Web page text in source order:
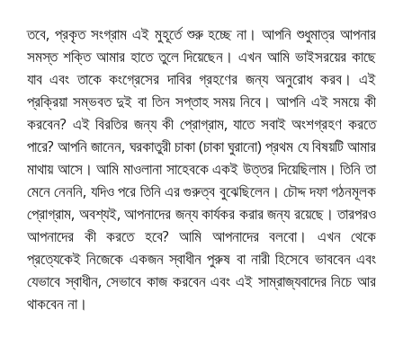
তবে, প্রকৃত সংগ্রাম এই মুহূর্তে শুরু হচ্ছে না। আপনি শুধুমাত্র আপনার
সমস্ত শক্তি আমার হাতে তুলে দিয়েছেন। এখন আমি ভাইসরয়ের কাছে
যাব এবং তাকে কংগ্রেসের দাবির গ্রহণের জন্য অনুরোধ করব। এই
প্রক্রিয়া সম্ভবত দুই বা তিন সপ্তাহ সময় নিবে। আপনি এই সময়ে কী
করবেন? এই বিরতির জন্য কী প্রোগ্রাম, যাতে সবাই অংশগ্রহণ করতে
পারে? আপনি জানেন, ঘরকাতুরী চাকা (চাকা ঘুরানো) প্রথম যে বিষয়টি আমার
মাথায় আসে। আমি মাওলানা সাহেবকে একই উত্তর দিয়েছিলাম। তিনি তা
মেনে নেননি, যদিও পরে তিনি এর গুরুত্ব বুঝেছিলেন। চৌদ্দ দফা গঠনমূলক
প্রোগ্রাম, অবশ্যই, আপনাদের জন্য কার্যকর করার জন্য রয়েছে। তারপরও
আপনাদের কী করতে হবে? আমি আপনাদের বলবো। এখন থেকে
প্রত্যেকেই নিজেকে একজন স্বাধীন পুরুষ বা নারী হিসেবে ভাববেন এবং
যেভাবে স্বাধীন, সেভাবে কাজ করবেন এবং এই সাম্রাজ্যবাদের নিচে আর
থাকবেন না।